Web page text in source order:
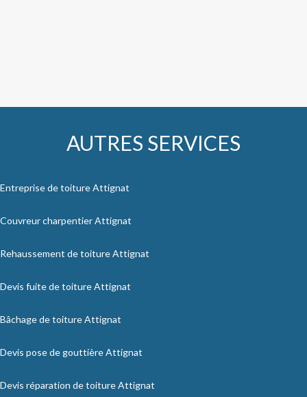
AUTRES SERVICES
Entreprise de toiture Attignat
Couvreur charpentier Attignat
Rehaussement de toiture Attignat
Devis fuite de toiture Attignat
Bâchage de toiture Attignat
Devis pose de gouttière Attignat
Devis réparation de toiture Attignat